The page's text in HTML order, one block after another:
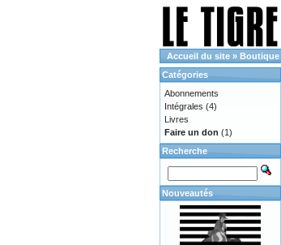
Accueil du site » Boutique
Catégories
Abonnements
Intégrales (4)
Livres
Faire un don (1)
Recherche
Nouveautés